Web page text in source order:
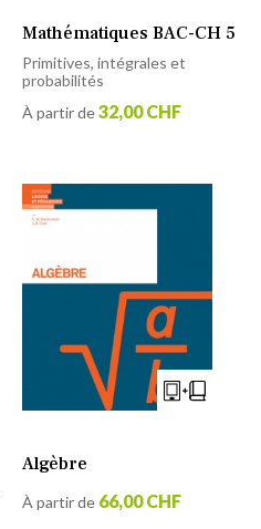
Mathématiques BAC-CH 5
Primitives, intégrales et
probabilités
À partir de32,00 CHF
Algèbre
À partir de 66,00 CHF